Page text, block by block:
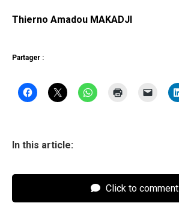
Thierno Amadou MAKADJI
Partager :
In this article:
Click to comment